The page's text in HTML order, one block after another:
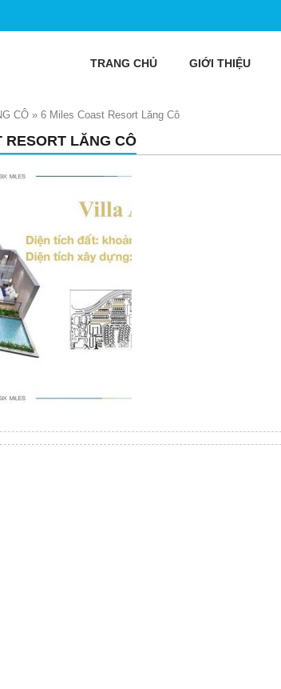
TRANG CHỦ GIỚI THIỆU
CÔ » 6 Miles Coast Resort Lăng Cô
RESORT LĂNG CÔ